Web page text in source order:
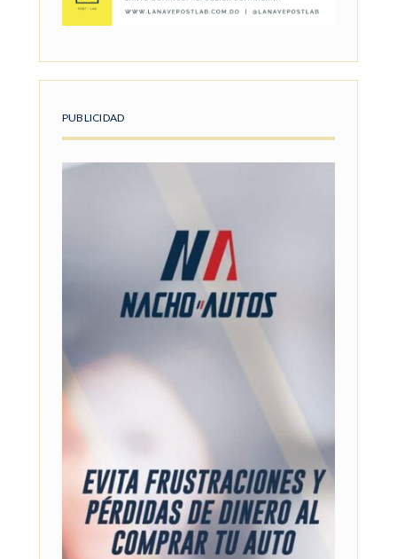
PUBLICIDAD